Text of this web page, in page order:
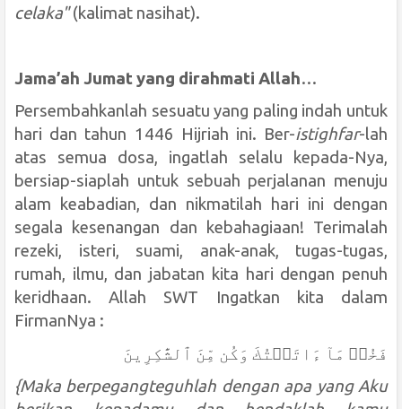
celaka"(kalimat nasihat).
Jama’ah Jumat yang dirahmati Allah…
Persembahkanlah sesuatu yang paling indah untuk
hari dan tahun 1446 Hijriah ini. Ber-istighfar-lah
atas semua dosa, ingatlah selalu kepada-Nya,
bersiap-siaplah untuk sebuah perjalanan menuju
alam keabadian, dan nikmatilah hari ini dengan
segala kesenangan dan kebahagiaan! Terimalah
rezeki, isteri, suami, anak-anak, tugas-tugas,
rumah, ilmu, dan jabatan kita hari dengan penuh
keridhaan. Allah SWT Ingatkan kita dalam
FirmanNya :
فَخُذۡ مَآ ءَاتَيۡتُكَ وَكُن مِّنَ ٱلشَّٰكِرِينَ
{Maka berpegangteguhlah dengan apa yang Aku